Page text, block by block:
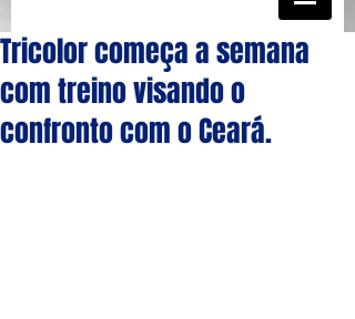
Tricolor começa a semana
com treino visando o
confronto com o Ceará.